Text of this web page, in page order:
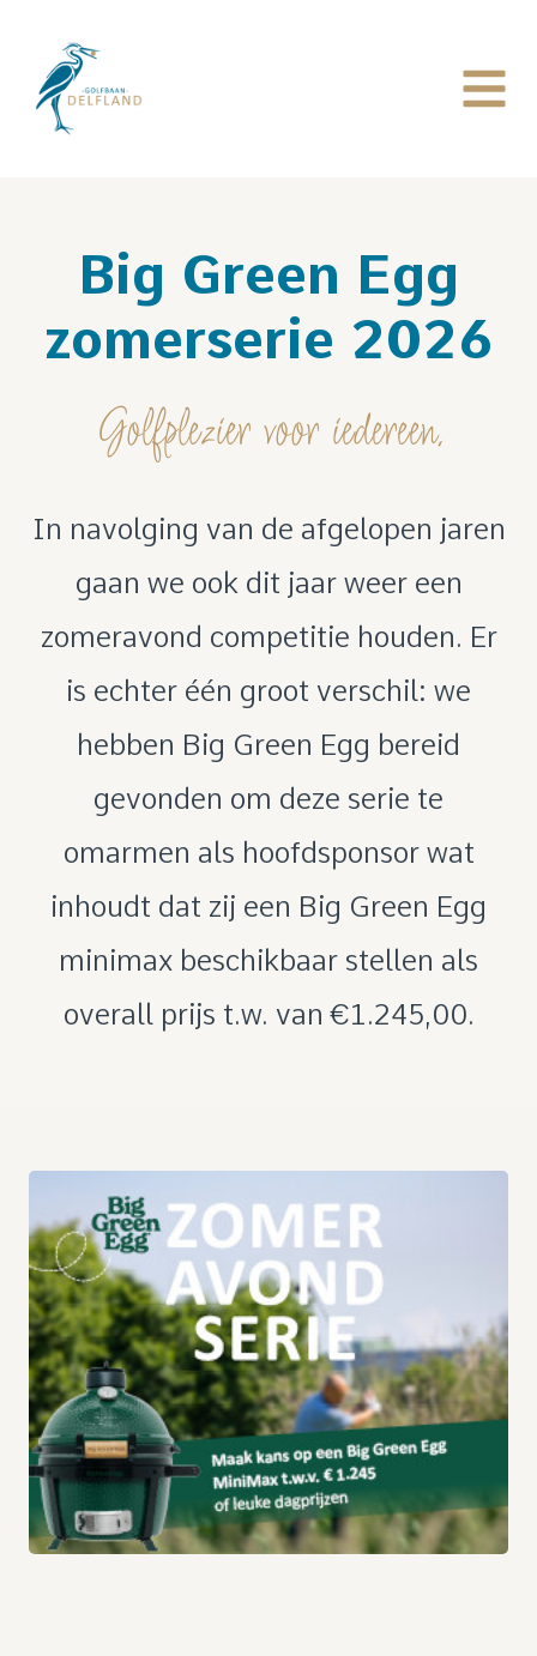
Big Green Egg
zomerserie 2026
Golfplezier voor iedereen.
In navolging van de afgelopen jaren
gaan we ook dit jaar weer een
zomeravond competitie houden. Er
is echter één groot verschil: we
hebben Big Green Egg bereid
gevonden om deze serie te
omarmen als hoofdsponsor wat
inhoudt dat zij een Big Green Egg
minimax beschikbaar stellen als
overall prijs t.w. van €1.245,00.